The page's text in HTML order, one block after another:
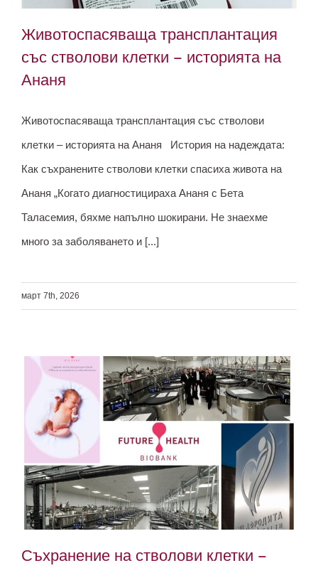
Животоспасяваща трансплантация
Ананя
Животоспасяваща трансплантация
със стволови клетки – историята на
Ананя
Животоспасяваща трансплантация със стволови
клетки – историята на Ананя История на надеждата:
Как съхранените стволови клетки спасиха живота на
Ананя „Когато диагностицираха Ананя с Бета
Таласемия, бяхме напълно шокирани. Не знаехме
много за заболяването и [...]
март 7th, 2026
Съхранение на стволови клетки –